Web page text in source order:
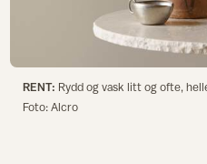
RENT: Rydd og vask litt og ofte,
Foto: Alcro